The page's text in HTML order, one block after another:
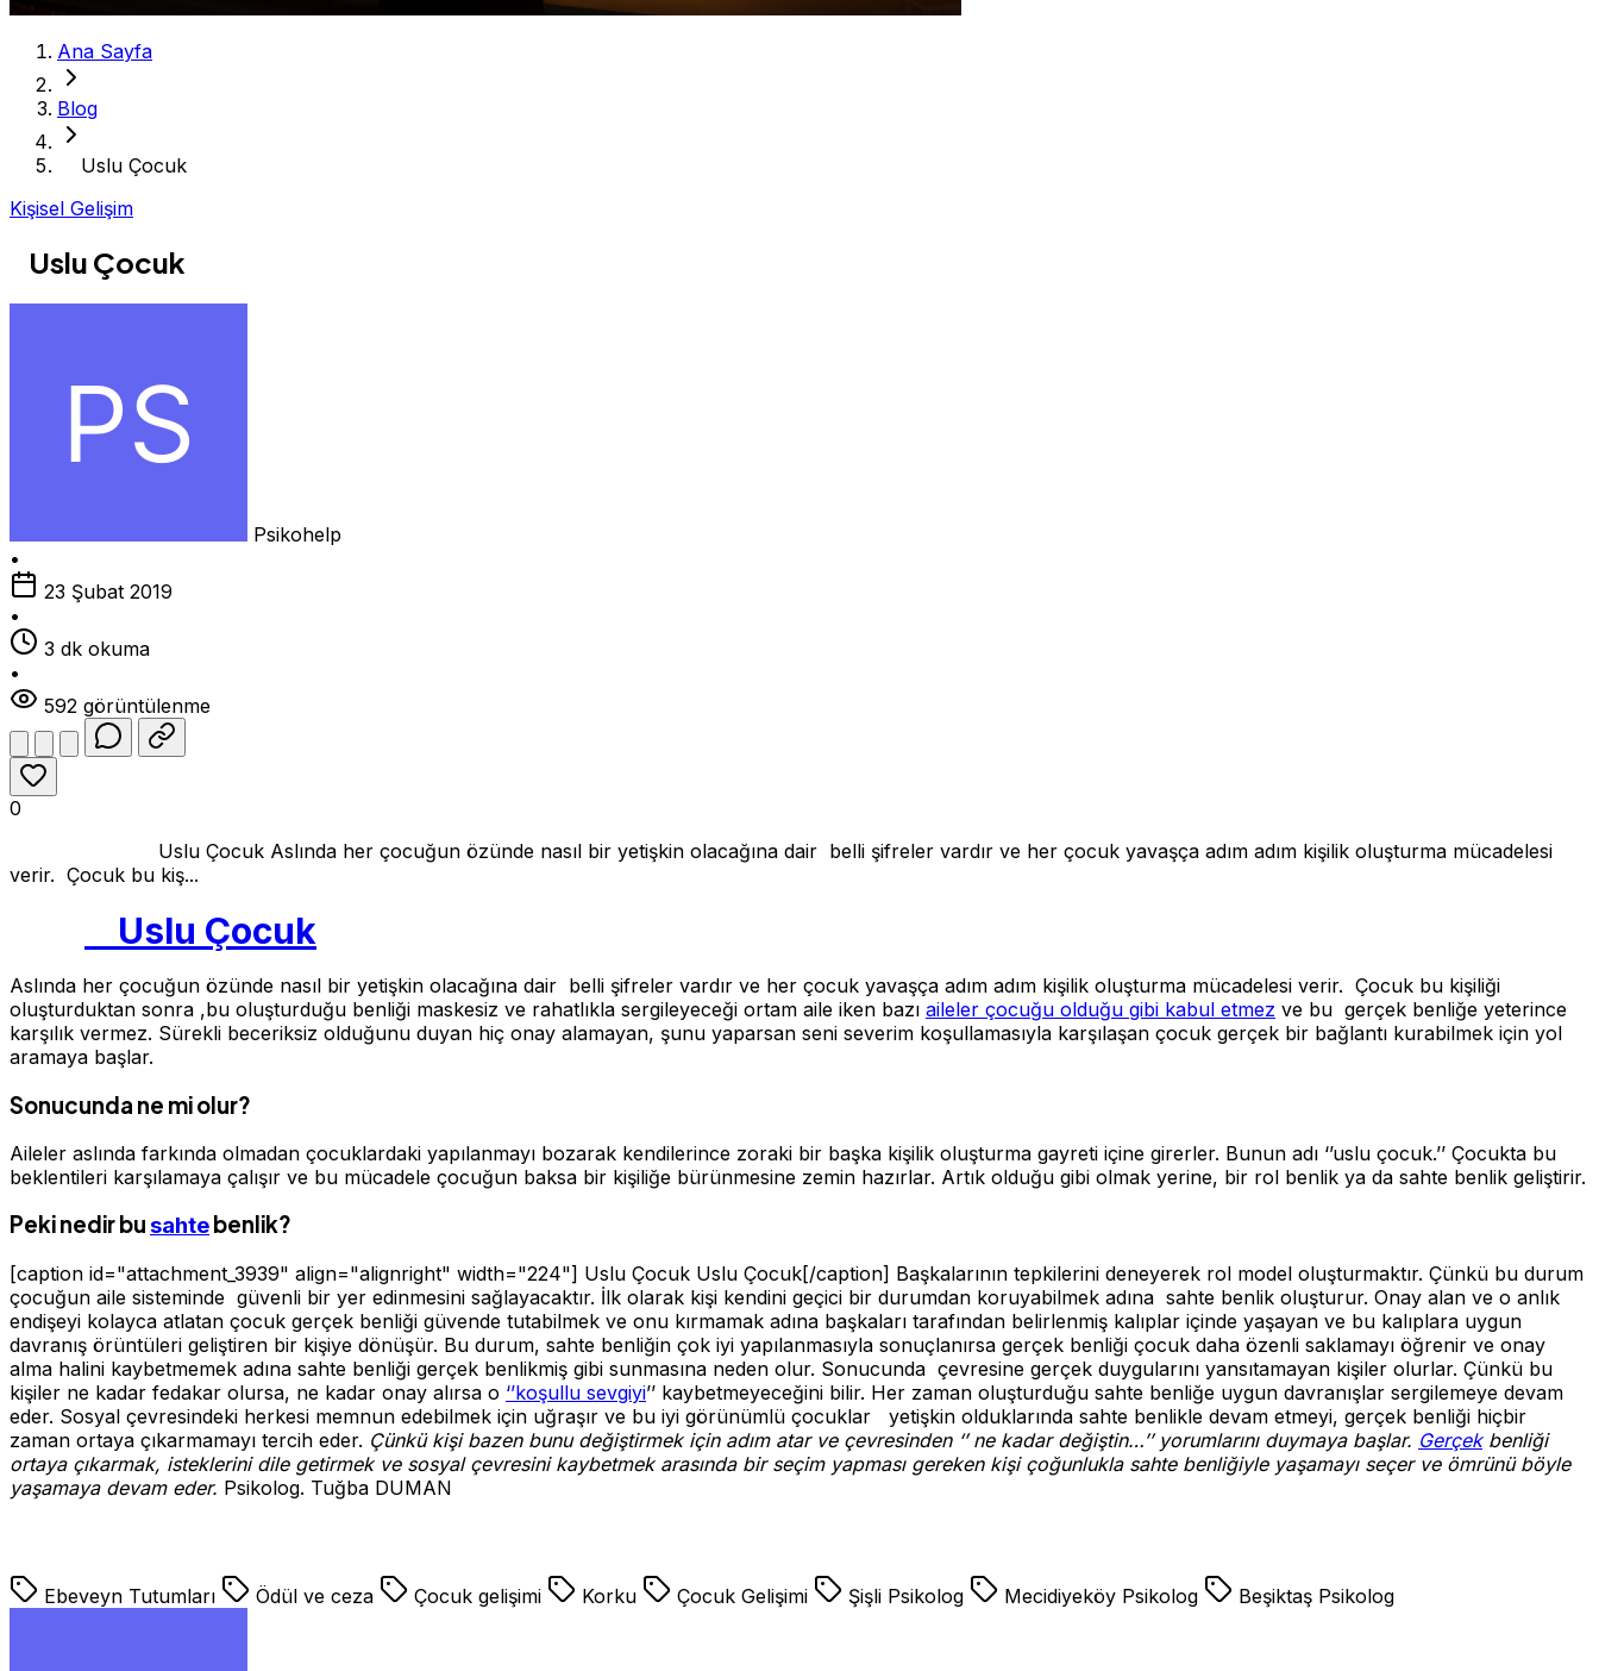
Ana Sayfa
Blog
Uslu Çocuk
Kişisel Gelişim
Uslu Çocuk
Psikohelp
•
23 Şubat 2019
•
3 dk okuma
•
592 görüntülenme
0
Uslu Çocuk Aslında her çocuğun özünde nasıl bir yetişkin olacağına dair belli şifreler vardır ve her çocuk yavaşça adım adım kişilik oluşturma mücadelesi
verir. Çocuk bu kiş...
Uslu Çocuk
Aslında her çocuğun özünde nasıl bir yetişkin olacağına dair belli şifreler vardır ve her çocuk yavaşça adım adım kişilik oluşturma mücadelesi verir. Çocuk bu kişiliği
oluşturduktan sonra ,bu oluşturduğu benliği maskesiz ve rahatlıkla sergileyeceği ortam aile iken bazı aileler çocuğu olduğu gibi kabul etmez ve bu gerçek benliğe yeterince
karşılık vermez. Sürekli beceriksiz olduğunu duyan hiç onay alamayan, şunu yaparsan seni severim koşullamasıyla karşılaşan çocuk gerçek bir bağlantı kurabilmek için yol
aramaya başlar.
Sonucunda ne mi olur?
Aileler aslında farkında olmadan çocuklardaki yapılanmayı bozarak kendilerince zoraki bir başka kişilik oluşturma gayreti içine girerler. Bunun adı ‘’uslu çocuk.’’ Çocukta bu
beklentileri karşılamaya çalışır ve bu mücadele çocuğun baksa bir kişiliğe bürünmesine zemin hazırlar. Artık olduğu gibi olmak yerine, bir rol benlik ya da sahte benlik geliştirir.
Peki nedir busahtebenlik?
[caption id="attachment_3939" align="alignright" width="224"] Uslu Çocuk Uslu Çocuk[/caption] Başkalarının tepkilerini deneyerek rol model oluşturmaktır. Çünkü bu durum
çocuğun aile sisteminde güvenli bir yer edinmesini sağlayacaktır. İlk olarak kişi kendini geçici bir durumdan koruyabilmek adına sahte benlik oluşturur. Onay alan ve o anlık
endişeyi kolayca atlatan çocuk gerçek benliği güvende tutabilmek ve onu kırmamak adına başkaları tarafından belirlenmiş kalıplar içinde yaşayan ve bu kalıplara uygun
davranış örüntüleri geliştiren bir kişiye dönüşür. Bu durum, sahte benliğin çok iyi yapılanmasıyla sonuçlanırsa gerçek benliği çocuk daha özenli saklamayı öğrenir ve onay
alma halini kaybetmemek adına sahte benliği gerçek benlikmiş gibi sunmasına neden olur. Sonucunda çevresine gerçek duygularını yansıtamayan kişiler olurlar. Çünkü bu
kişiler ne kadar fedakar olursa, ne kadar onay alırsa o ‘’koşullu sevgiyi’’ kaybetmeyeceğini bilir. Her zaman oluşturduğu sahte benliğe uygun davranışlar sergilemeye devam
eder. Sosyal çevresindeki herkesi memnun edebilmek için uğraşır ve bu iyi görünümlü çocuklar yetişkin olduklarında sahte benlikle devam etmeyi, gerçek benliği hiçbir
zaman ortaya çıkarmamayı tercih eder. Çünkü kişi bazen bunu değiştirmek için adım atar ve çevresinden ‘’ ne kadar değiştin…’’ yorumlarını duymaya başlar. Gerçekbenliği
ortaya çıkarmak, isteklerini dile getirmek ve sosyal çevresini kaybetmek arasında bir seçim yapması gereken kişi çoğunlukla sahte benliğiyle yaşamayı seçer ve ömrünü böyle
yaşamaya devam eder. Psikolog. Tuğba DUMAN
Ebeveyn Tutumları Ödül ve ceza Çocuk gelişimi Korku Çocuk Gelişimi Şişli Psikolog Mecidiyeköy Psikolog Beşiktaş Psikolog